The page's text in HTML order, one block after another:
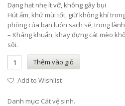
Dạng hạt nhẹ ít vỡ, không gây bụi
Hút ẩm, khử mùi tốt, giữ không khí
phòng của bạn luôn sạch sẽ, trong lành
– Kháng khuẩn, khay đựng cát mèo
sôi.
Thêm vào giỏ
Add to Wishlist
Danh mục: Cát vệ sinh.